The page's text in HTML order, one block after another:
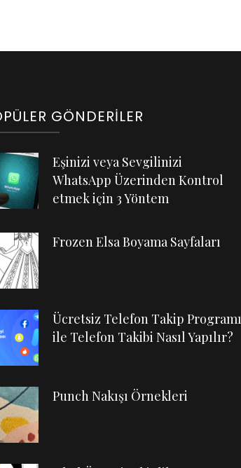
GÖNDERILER
Eşinizi veya Sevgilinizi
WhatsApp Üzerinden Kontrol
etmek için 3 Yöntem
Frozen Elsa Boyama Sayfaları
Ücretsiz Telefon Takip Programı
ile Telefon Takibi Nasıl Yapılır?
Punch Nakışı Örnekleri